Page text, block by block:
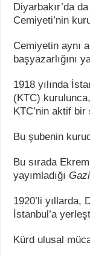
Diyarbakır’da
Cemiyeti’nin
Cemiyetin aynı
başyazarlığını
1918 yılında
(KTC)
KTC’nin aktif bir
Bu şubenin
Bu sırada
yayımladığıGazi
1920’li yıllarda,
İstanbul’a
Kürd ulusal